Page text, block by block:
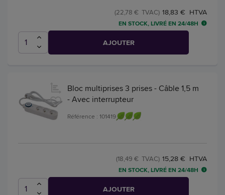
18,83 € HTVA
(22,78 € TVAC)
EN STOCK, LIVRÉ EN 24/48H
AJOUTER
Bloc multiprises 3 prises - Câble 1,5 m
- Avec interrupteur
Référence : 101419
15,28 € HTVA
(18,49 € TVAC)
EN STOCK, LIVRÉ EN 24/48H
AJOUTER